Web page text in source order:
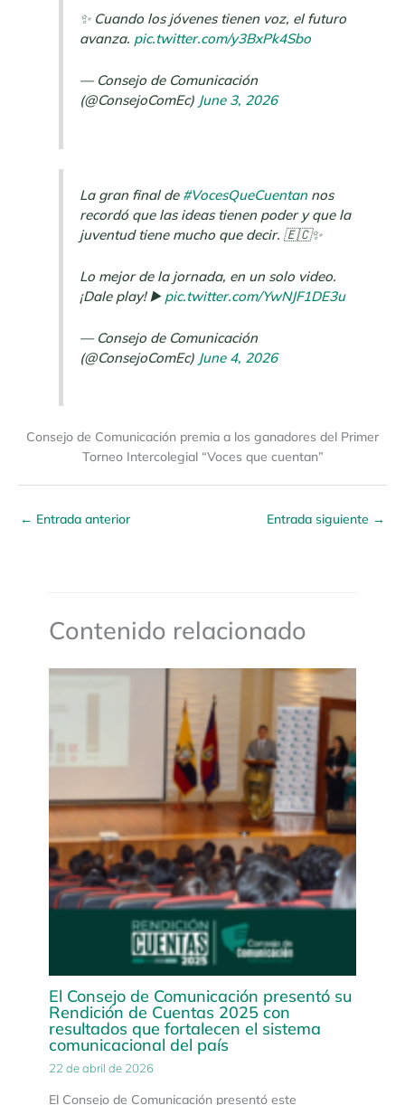
✨ Cuando los jóvenes tienen voz, el futuro
avanza. pic.twitter.com/y3BxPk4Sbo
— Consejo de Comunicación
(@ConsejoComEc) June 3, 2026
La gran final de #VocesQueCuentan nos
recordó que las ideas tienen poder y que la
juventud tiene mucho que decir. 🇪🇨✨
Lo mejor de la jornada, en un solo video.
¡Dale play! ▶️ pic.twitter.com/YwNJF1DE3u
— Consejo de Comunicación
(@ConsejoComEc) June 4, 2026
Consejo de Comunicación premia a los ganadores del Primer
Torneo Intercolegial “Voces que cuentan”
← Entrada anterior Entrada siguiente →
Contenido relacionado
El Consejo de Comunicación presentó su
Rendición de Cuentas 2025 con
resultados que fortalecen el sistema
comunicacional del país
22 de abril de 2026
El Consejo de Comunicación presentó este